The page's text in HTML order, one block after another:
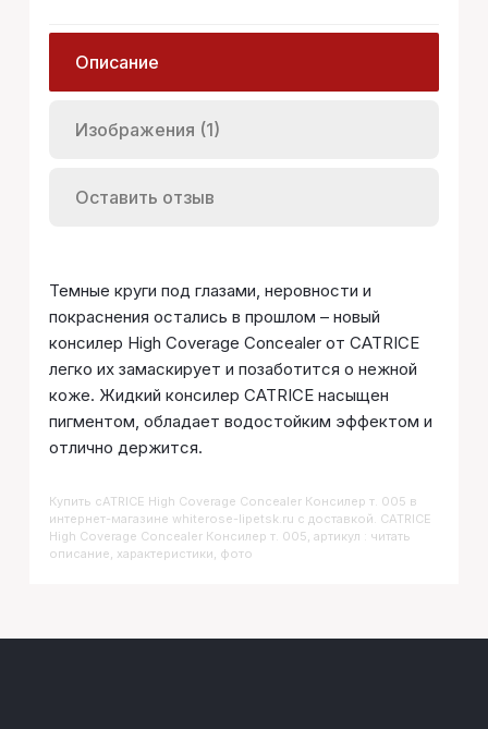
Описание
Изображения (1)
Оставить отзыв
Темные круги под глазами, неровности и
покраснения остались в прошлом – новый
консилер High Coverage Concealer от CATRICE
легко их замаскирует и позаботится о нежной
коже. Жидкий консилер CATRICE насыщен
пигментом, обладает водостойким эффектом и
отлично держится.
Купить CATRICE High Coverage Concealer Консилер т. 005 в
интернет-магазине whiterose-lipetsk.ru с доставкой. CATRICE
High Coverage Concealer Консилер т. 005, артикул : читать
описание, характеристики, фото